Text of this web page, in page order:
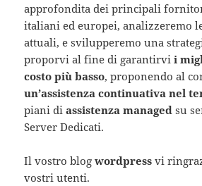
approfondita dei principali
italiani ed europei, analizzeremo
attuali, e svilupperemo una
proporvi al fine di garantirvi i
costo più basso, proponendo al
un’assistenza continuativa nel
piani diassistenza managed su
Server Dedicati.
Il vostro blogwordpress vi
vostri utenti.